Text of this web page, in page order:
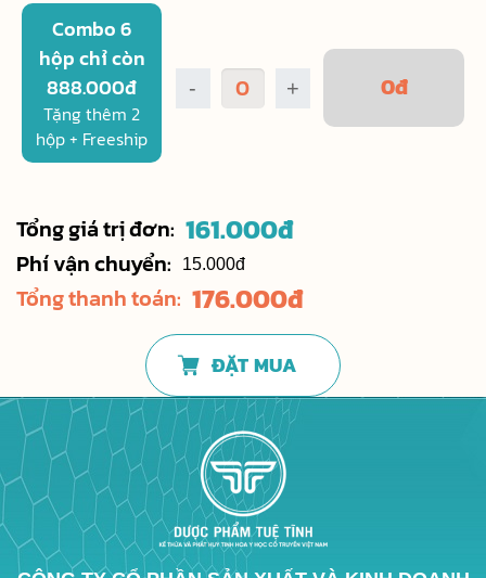
Combo 6
hộp chỉ còn
888.000đ
Tặng thêm 2
hộp + Freeship
- + 0đ
Tổng giá trị đơn: 161.000đ
Phí vận chuyển: 15.000đ
Tổng thanh toán: 176.000đ
ĐẶT MUA